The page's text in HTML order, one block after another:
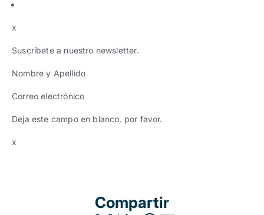
x
Suscríbete a nuestro newsletter.
Nombre y Apellido
Correo electrónico
Deja este campo en blanco, por favor.
x
Compartir